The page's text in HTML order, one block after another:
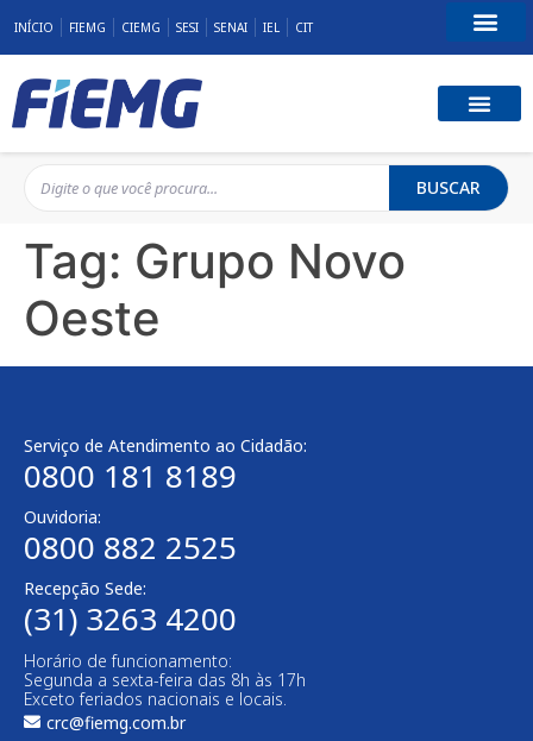
INÍCIO FIEMG CIEMG SESI SENAI IEL CIT
BUSCAR
Tag: Grupo Novo
Oeste
Serviço de Atendimento ao Cidadão:
0800 181 8189
Ouvidoria:
0800 882 2525
Recepção Sede:
(31) 3263 4200
Horário de funcionamento:
Segunda a sexta-feira das 8h às 17h
Exceto feriados nacionais e locais.
crc@fiemg.com.br